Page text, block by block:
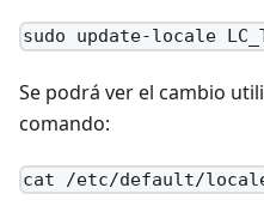
sudo update-locale
Se podrá ver el cambio
comando:
cat /etc/default/